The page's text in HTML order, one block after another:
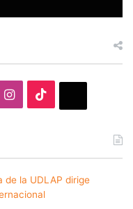
Instagram
de la UDLAP dirige